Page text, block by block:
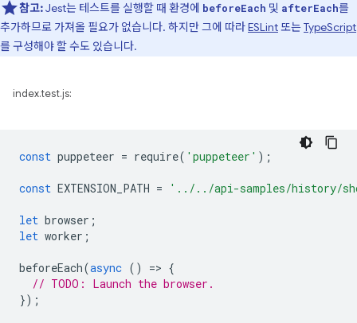
참고:Jest는 테스트를 실행할 때 환경에 beforeEach 및 afterEach를
추가하므로 가져올 필요가 없습니다. 하지만 그에 따라ESLint 또는TypeScript
를 구성해야 할 수도 있습니다.
index.test.js:
const puppeteer = require( 'puppeteer' );
const EXTENSION_PATH = '../../api-samples/history/
let browser ;
let worker ;
beforeEach(async () => {
// TODO: Launch the browser.
});